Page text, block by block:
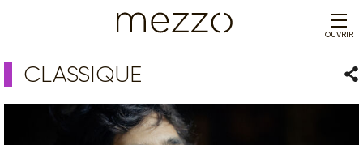
OUVRIR
CLASSIQUE